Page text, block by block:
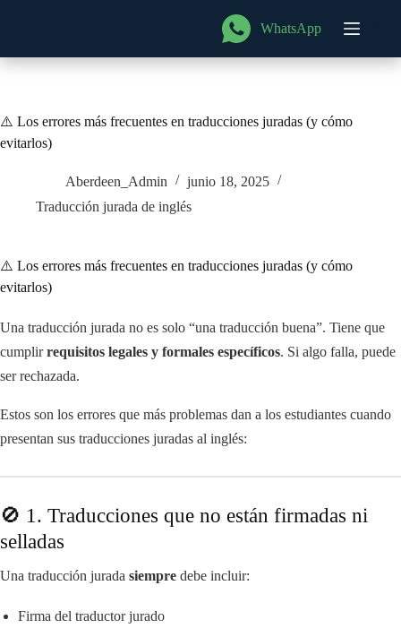
WhatsApp
⚠️ Los errores más frecuentes en traducciones juradas (y cómo
evitarlos)
Aberdeen_Admin
junio 18, 2025
Traducción jurada de inglés
⚠️ Los errores más frecuentes en traducciones juradas (y cómo
evitarlos)
Una traducción jurada no es solo “una traducción buena”. Tiene que
cumplirrequisitos legales y formales específicos. Si algo falla, puede
ser rechazada.
Estos son los errores que más problemas dan a los estudiantes cuando
presentan sus traducciones juradas al inglés:
🚫 1. Traducciones que no están firmadas ni
selladas
Una traducción jurada siempre debe incluir:
Firma del traductor jurado